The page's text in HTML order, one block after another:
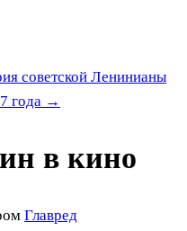
советской Ленинианы
года →
в кино
Главред